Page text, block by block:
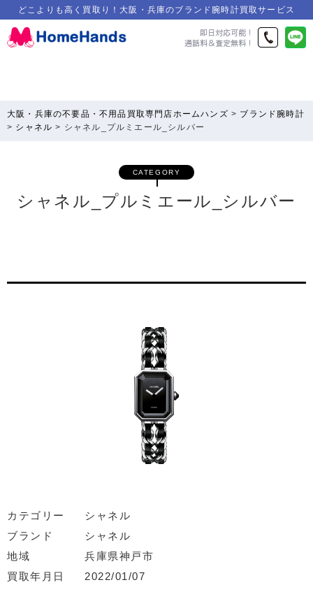
どこよりも高く買取り！大阪・兵庫のブランド腕時計買取サービス
大阪・兵庫の不要品・不用品買取専門店ホームハンズ > ブランド腕時計
> シャネル > シャネル_プルミエール_シルバー
CATEGORY
シャネル_プルミエール_シルバー
カテゴリー
シャネル
ブランド
シャネル
地域
兵庫県神戸市
買取年月日
2022/01/07